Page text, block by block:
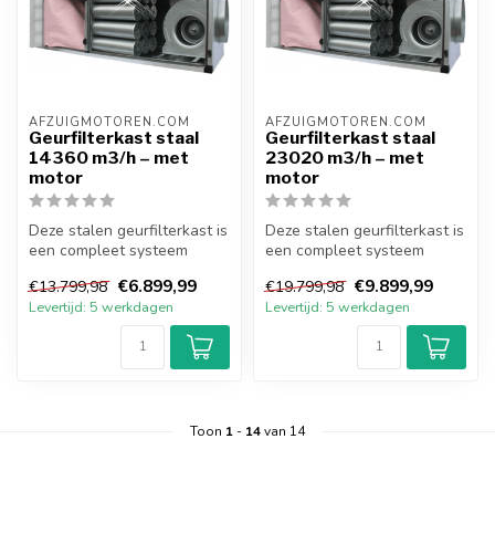
AFZUIGMOTOREN.COM
Geurfilterkast staal
14360 m3/h – met
motor
Deze stalen geurfilterkast is
een compleet systeem
kool...
€13.799,98 €6.899,99
Levertijd: 5 werkdagen
AFZUIGMOTOREN.COM
Geurfilterkast staal
23020 m3/h – met
motor
Deze stalen geurfilterkast is
een compleet systeem
kool...
€19.799,98 €9.899,99
Levertijd: 5 werkdagen
Toon 1- 14van 14